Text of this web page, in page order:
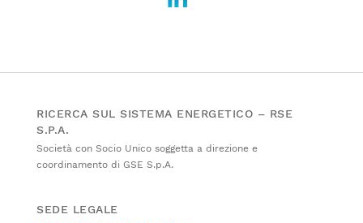
RICERCA SUL SISTEMA ENERGETICO – RSE
S.P.A.
Società con Socio Unico soggetta a direzione e
coordinamento di GSE S.p.A.
SEDE LEGALE